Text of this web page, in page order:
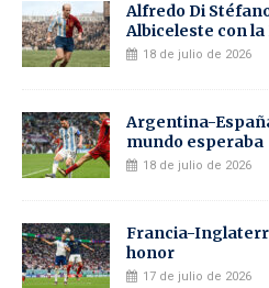
Alfredo Di
Albiceleste con la
18 de julio de 2026
Argentina-
mundo esperaba
18 de julio de 2026
Francia-
honor
17 de julio de 2026